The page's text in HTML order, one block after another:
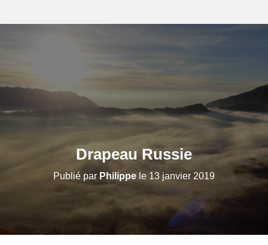
Drapeau Russie
Publié par Philippe le 13 janvier 2019